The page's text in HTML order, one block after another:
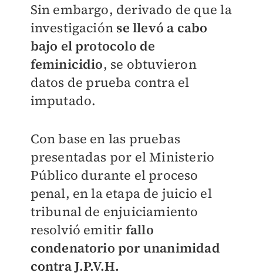
Sin embargo, derivado de que la
investigación se llevó a cabo
bajo el protocolo de
feminicidio, se obtuvieron
datos de prueba contra el
imputado.
Con base en las pruebas
presentadas por el Ministerio
Público durante el proceso
penal, en la etapa de juicio el
tribunal de enjuiciamiento
resolvió emitir fallo
condenatorio por unanimidad
contra J.P.V.H.